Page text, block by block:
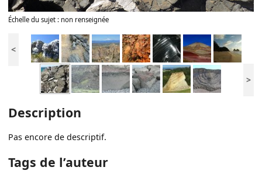
Échelle du sujet : non renseignée
<
>
Description
Pas encore de descriptif.
Tags de l’auteur